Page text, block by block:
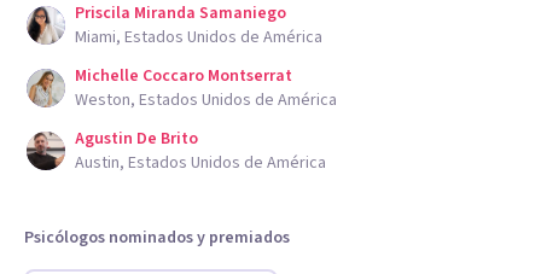
Priscila Miranda Samaniego
Miami, Estados Unidos de América
Michelle Coccaro Montserrat
Weston, Estados Unidos de América
Agustin De Brito
Austin, Estados Unidos de América
Psicólogos nominados y premiados